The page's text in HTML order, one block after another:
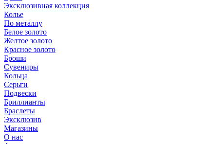
Эксклюзивная коллекция
Колье
По металлу
Белое золото
Желтое золото
Красное золото
Броши
Сувениры
Кольца
Серьги
Подвески
Бриллианты
Браслеты
Эксклюзив
Магазины
О нас